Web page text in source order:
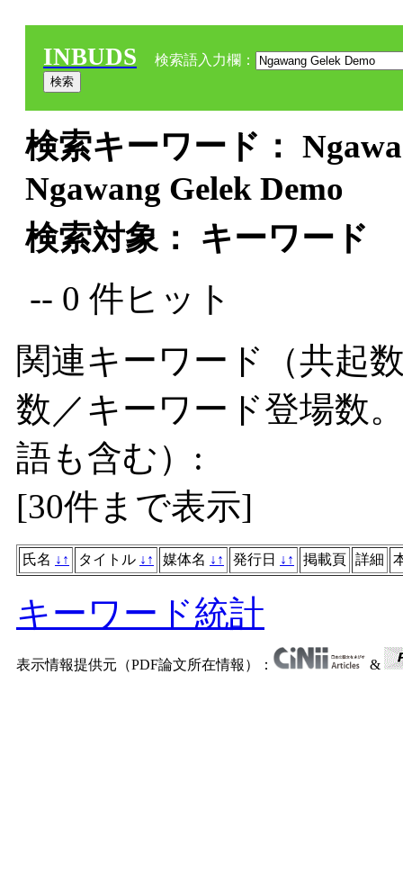
INBUDS 検索語入力欄：
検索キーワード：
Ngawang Gelek Demo
検索対象： キーワード
-- 0 件ヒット
関連キーワード（共起
数／キーワード登場数
語も含む）:
[30件まで表示]
氏名 ↓ ↑ タイトル ↓ ↑ 媒体名 ↓ ↑ 発行日 ↓ ↑ 掲載頁 詳細
キーワード統計
表示情報提供元（PDF論文所在情報）： &